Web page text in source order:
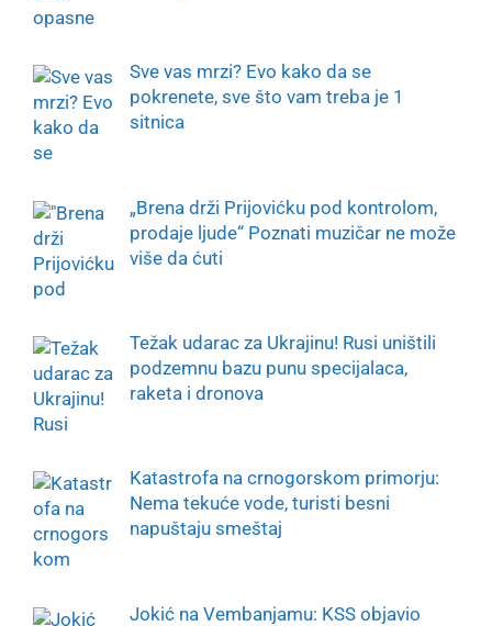
Sve vas mrzi? Evo kako da se
pokrenete, sve što vam treba je 1
sitnica
„Brena drži Prijovićku pod kontrolom,
prodaje ljude“ Poznati muzičar ne može
više da ćuti
Težak udarac za Ukrajinu! Rusi uništili
podzemnu bazu punu specijalaca,
raketa i dronova
Katastrofa na crnogorskom primorju:
Nema tekuće vode, turisti besni
napuštaju smeštaj
Jokić na Vembanjamu: KSS objavio